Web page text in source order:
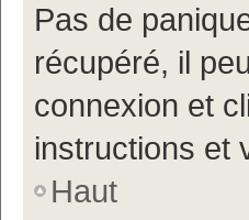
Pas de
récupéré, il
connexion et
instructions et
Haut